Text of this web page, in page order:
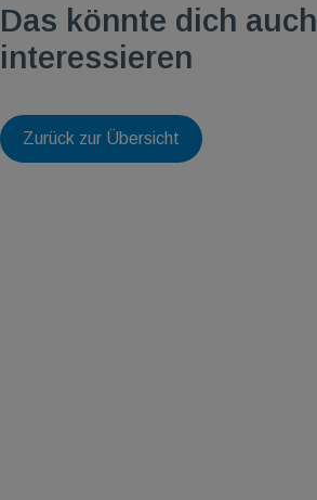
Das könnte dich auch
interessieren
Zurück zur Übersicht